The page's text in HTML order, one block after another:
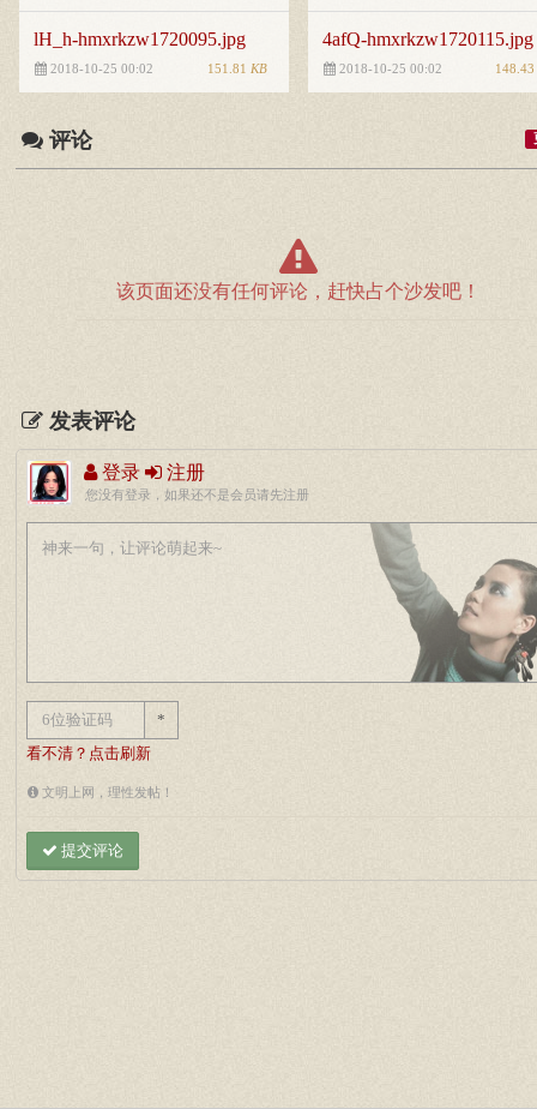
lH_h-hmxrkzw1720095.jpg
2018-10-25 00:02 151.81 KB
4afQ-hmxrkzw1720115.jpg
2018-10-25 00:02 148.43
评论
该页面还没有任何评论，赶快占个沙发吧！
发表评论
登录 注册
您没有登录，如果还不是会员请先注册
*
看不清？点击刷新
文明上网，理性发帖！
提交评论